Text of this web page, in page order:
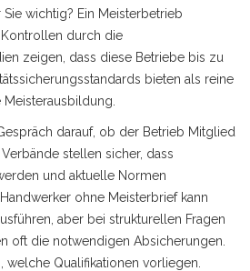
wichtig? Ein Meisterbetrieb
durch die
zeigen, dass diese Betriebe bis zu
bieten als reine
darauf, ob der Betrieb Mitglied
stellen sicher, dass
und aktuelle Normen
ohne Meisterbrief kann
aber bei strukturellen Fragen
oft die notwendigen Absicherungen.
welche Qualifikationen vorliegen.